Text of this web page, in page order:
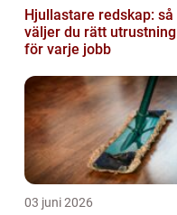
Hjullastare redskap: så
väljer du rätt utrustning
för varje jobb
03 juni 2026